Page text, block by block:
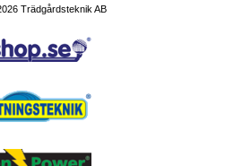
Trädgårdsteknik AB